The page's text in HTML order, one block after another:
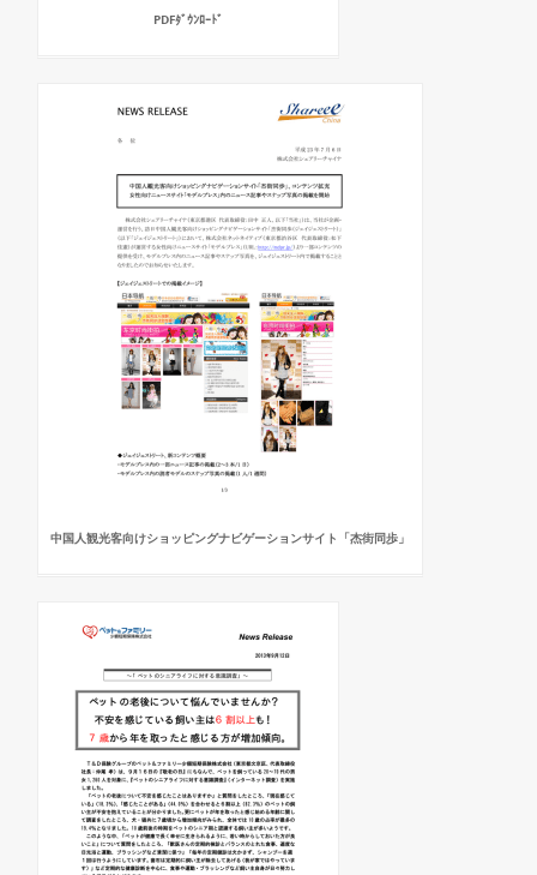
PDFﾀﾞｳﾝﾛｰﾄﾞ
中国人観光客向けショッピングナビゲーションサイト「杰街同歩」